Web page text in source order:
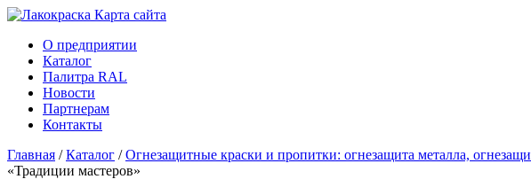
Карта сайтa
О предприятии
Каталог
Палитра RAL
Новости
Партнерам
Контакты
Главная /Каталог /Огнезащитные краски и пропитки: огнезащита металла,
«Традиции мастеров»